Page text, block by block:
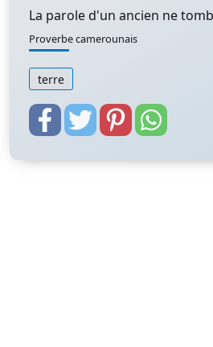
La parole d'un ancien ne
Proverbe camerounais
terre